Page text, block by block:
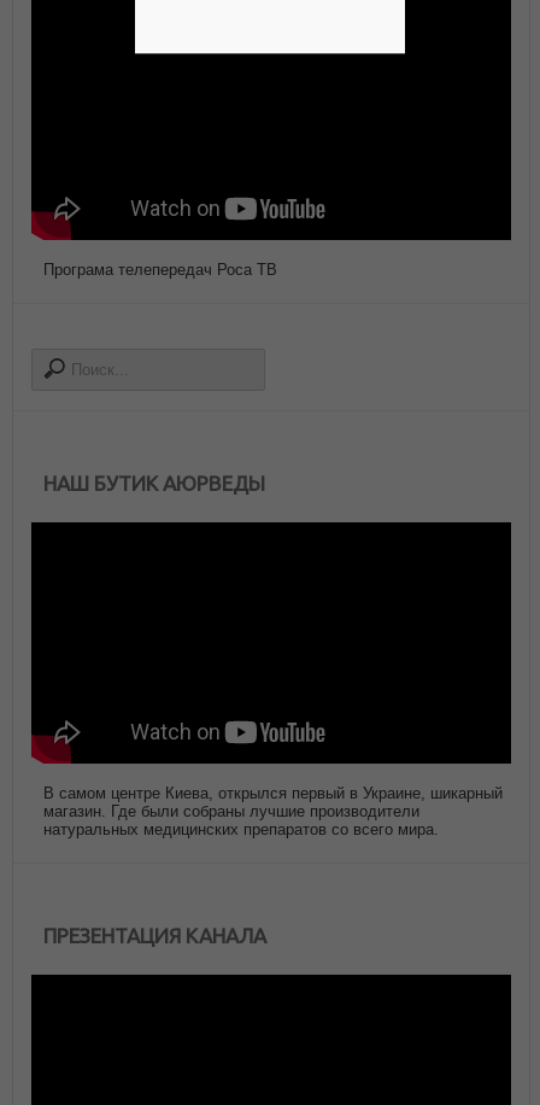
Програма телепередач Роса ТВ
НАШ БУТИК АЮРВЕДЫ
В самом центре Киева, открылся первый в Украине, шикарный
магазин. Где были собраны лучшие производители
натуральных медицинских препаратов со всего мира.
ПРЕЗЕНТАЦИЯ КАНАЛА